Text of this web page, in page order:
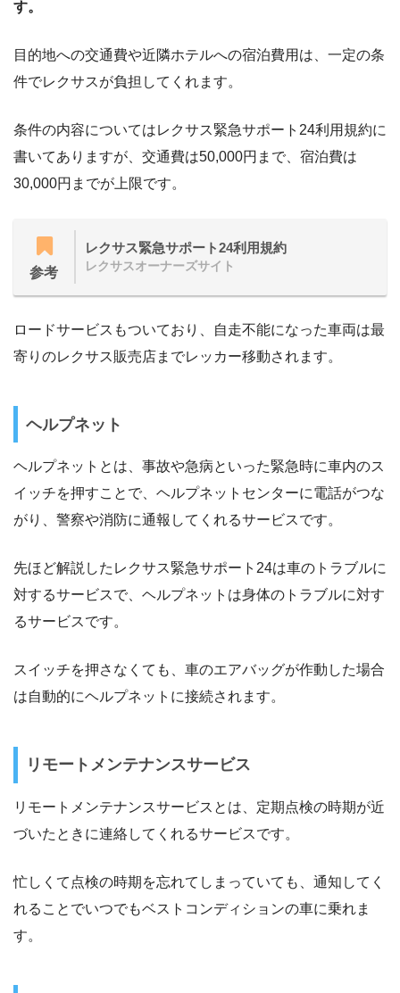
す。
目的地への交通費や近隣ホテルへの宿泊費用は、一定の条
件でレクサスが負担してくれます。
条件の内容についてはレクサス緊急サポート24利用規約に
書いてありますが、交通費は50,000円まで、宿泊費は
30,000円までが上限です。
参考
レクサス緊急サポート24利用規約
レクサスオーナーズサイト
ロードサービスもついており、自走不能になった車両は最
寄りのレクサス販売店までレッカー移動されます。
ヘルプネット
ヘルプネットとは、事故や急病といった緊急時に車内のス
イッチを押すことで、ヘルプネットセンターに電話がつな
がり、警察や消防に通報してくれるサービスです。
先ほど解説したレクサス緊急サポート24は車のトラブルに
対するサービスで、ヘルプネットは身体のトラブルに対す
るサービスです。
スイッチを押さなくても、車のエアバッグが作動した場合
は自動的にヘルプネットに接続されます。
リモートメンテナンスサービス
リモートメンテナンスサービスとは、定期点検の時期が近
づいたときに連絡してくれるサービスです。
忙しくて点検の時期を忘れてしまっていても、通知してく
れることでいつでもベストコンディションの車に乗れま
す。